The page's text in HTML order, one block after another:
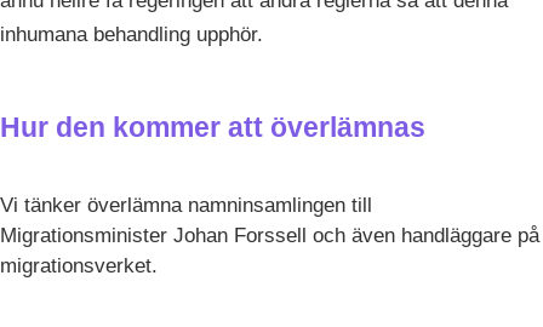
inhumana behandling upphör.
Hur den kommer att överlämnas
Vi tänker överlämna namninsamlingen till
Migrationsminister Johan Forssell och även handläggare på
migrationsverket.